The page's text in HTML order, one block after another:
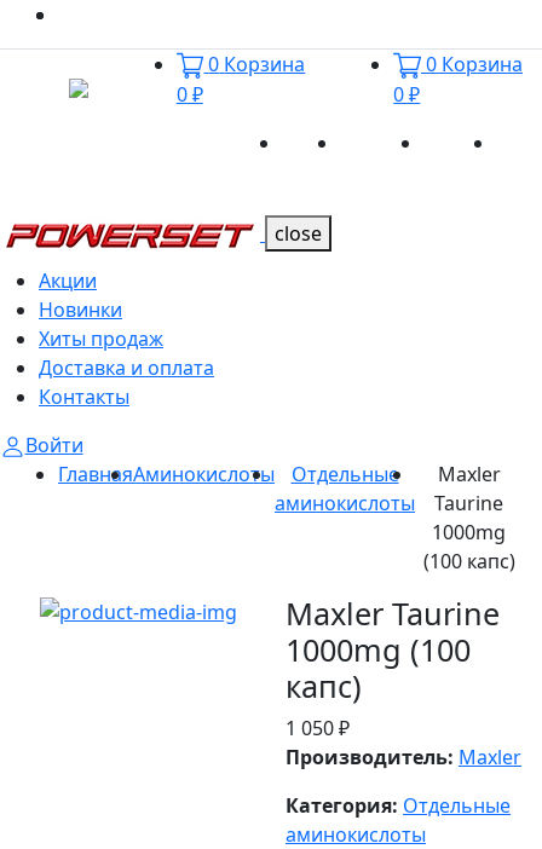
0 Корзина
0 ₽
0 Корзина
0 ₽
Акции Новинки
close
Акции
Новинки
Хиты продаж
Доставка и оплата
Контакты
Войти
ГлавнаяАминокислоты
Отдельные
аминокислоты
Maxler
Taurine
1000mg
(100 капс)
Maxler Taurine
1000mg (100
капс)
1 050 ₽
Производитель: Maxler
Категория: Отдельные
аминокислоты